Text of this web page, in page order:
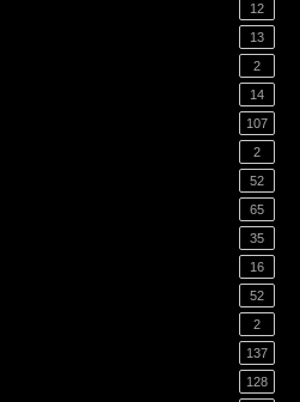
12
13
2
14
107
2
52
65
35
16
52
2
137
128